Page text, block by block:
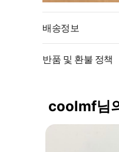
배송정보
반품 및 환불 정책
coolmf님